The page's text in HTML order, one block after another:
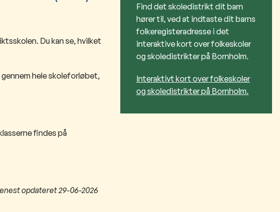
Du kan se, hvilket
gennem hele skoleforløbet,
findes på
opdateret29-06-2026
Find det skoledistrikt dit barn
hører til, ved at indtaste dit barns
folkeregisteradresse i det
interaktive kort over folkeskoler
og skoledistrikter på Bornholm.
Interaktivt kort over folkeskoler
og skoledistrikter på Bornholm.